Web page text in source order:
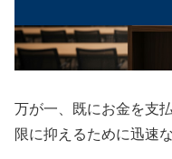
万が一、既にお金を支
限に抑えるために迅速